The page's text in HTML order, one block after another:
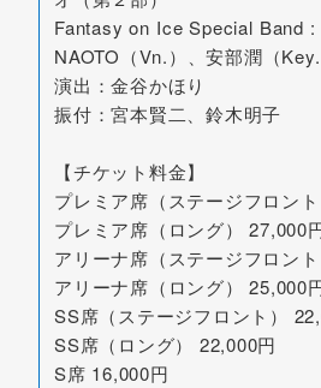
Fantasy on Ice Special Band :
NAOTO（Vn.）、安部潤（Key.
演出：金谷かほり
振付：宮本賢二、鈴木明子
【チケット料金】
プレミア席（ステージフロン
プレミア席（ロング） 27,000
アリーナ席（ステージフロン
アリーナ席（ロング） 25,000
SS席（ステージフロント）
SS席（ロング） 22,000円
S席 16,000円